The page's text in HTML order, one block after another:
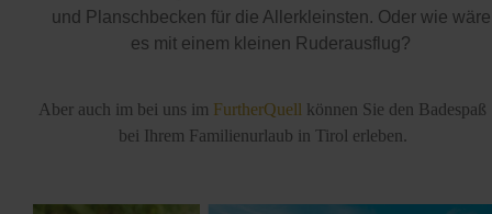
und Planschbecken für die Allerkleinsten. Oder wie wäre
es mit einem kleinen Ruderausflug?
Aber auch im bei uns im FurtherQuell können Sie den Badespaß
bei Ihrem Familienurlaub in Tirol erleben.